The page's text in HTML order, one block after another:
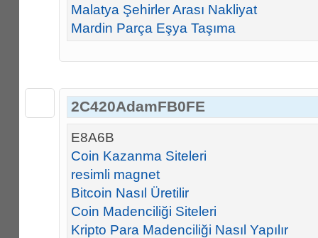
Malatya Şehirler Arası Nakliyat
Mardin Parça Eşya Taşıma
2C420AdamFB0FE
E8A6B
Coin Kazanma Siteleri
resimli magnet
Bitcoin Nasıl Üretilir
Coin Madenciliği Siteleri
Kripto Para Madenciliği Nasıl Yapılır